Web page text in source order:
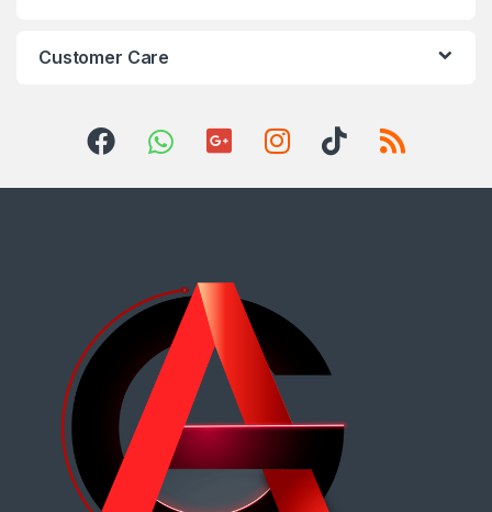
Customer Care